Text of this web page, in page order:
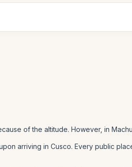
of the altitude. However, in
arriving in Cusco. Every public